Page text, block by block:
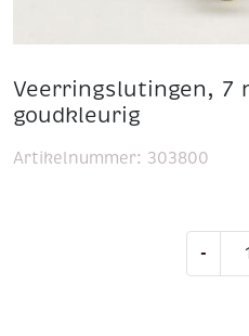
Veerringslutingen, 7
goudkleurig
-
Artikelnummer: 303800